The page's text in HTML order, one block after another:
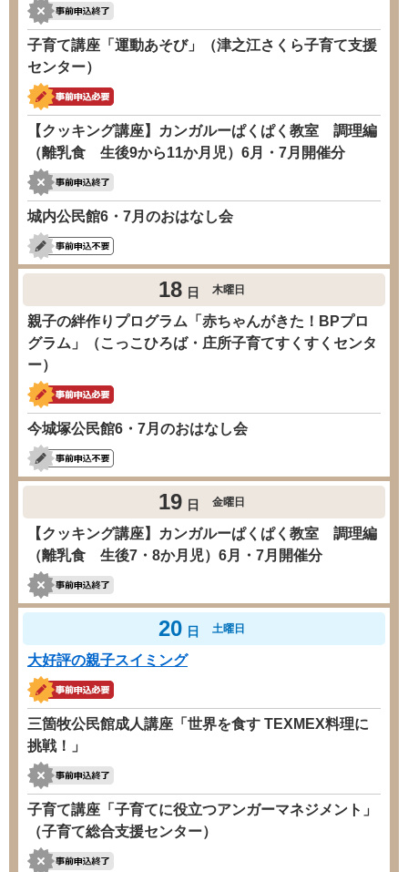
子育て講座「運動あそび」（津之江さくら子育て支援
センター）
【クッキング講座】カンガルーぱくぱく教室 調理編
（離乳食 生後9から11か月児）6月・7月開催分
城内公民館6・7月のおはなし会
18 日 木曜日
親子の絆作りプログラム「赤ちゃんがきた！BPプロ
グラム」（こっこひろば・庄所子育てすくすくセンタ
ー）
今城塚公民館6・7月のおはなし会
19 日 金曜日
【クッキング講座】カンガルーぱくぱく教室 調理編
（離乳食 生後7・8か月児）6月・7月開催分
20 日 土曜日
大好評の親子スイミング
三箇牧公民館成人講座「世界を食す TEXMEX料理に
挑戦！」
子育て講座「子育てに役立つアンガーマネジメント」
（子育て総合支援センター）